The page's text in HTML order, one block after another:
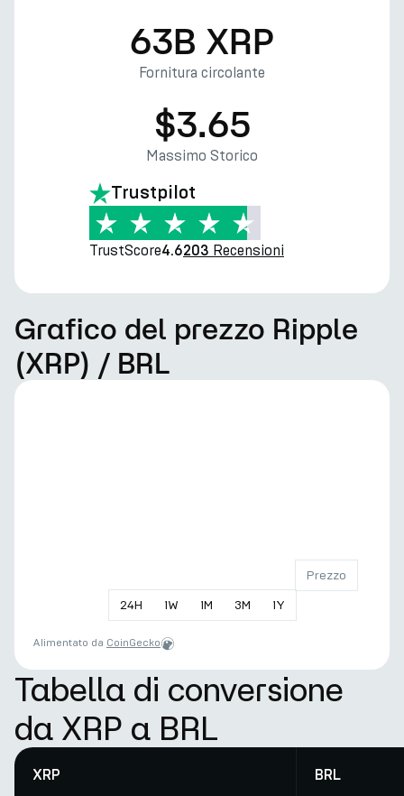
63B XRP
Fornitura circolante
$3.65
Massimo Storico
Trustpilot
TrustScore4.6203 Recensioni
Grafico del prezzo Ripple
(XRP) / BRL
24H 1W 1M 3M 1Y
Prezzo
Alimentato da CoinGecko
Tabella di conversione
da XRP a BRL
XRP BRL